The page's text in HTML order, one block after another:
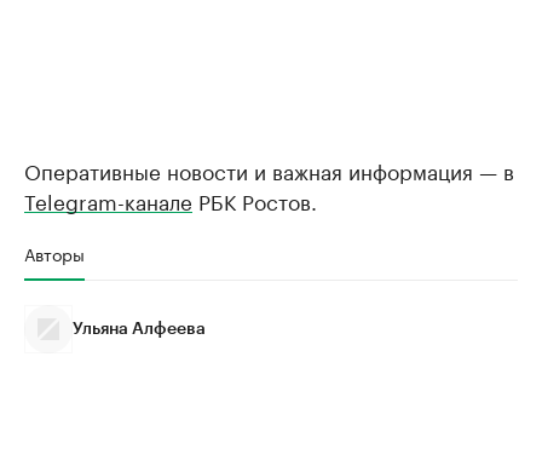
Оперативные новости и важная информация — в
Telegram-канале РБК Ростов.
Авторы
Ульяна Алфеева